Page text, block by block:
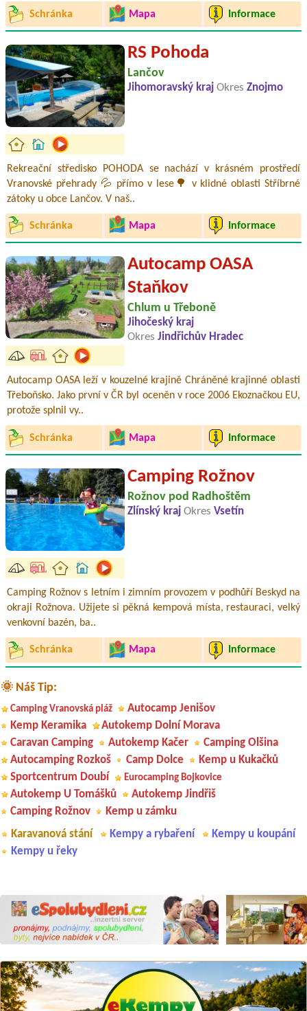
Schránka Mapa Informace
RS Pohoda
Lančov
Jihomoravský kraj Okres Znojmo
Rekreační středisko POHODA se nachází v krásném prostředí
Vranovské přehrady 💦 přímo v lese🌳 v klidné oblasti Stříbrné
zátoky u obce Lančov. V naš..
Schránka Mapa Informace
Autocamp OASA
Staňkov
Chlum u Třeboně
Jihočeský kraj
Okres Jindřichův Hradec
Autocamp OASA leží v kouzelné krajině Chráněné krajinné oblasti
Třeboňsko. Jako první v ČR byl oceněn v roce 2006 Ekoznačkou EU,
protože splnil vy..
Schránka Mapa Informace
Camping Rožnov
Rožnov pod Radhoštěm
Zlínský kraj Okres Vsetín
Camping Rožnov s letním i zimním provozem v podhůří Beskyd na
okraji Rožnova. Užijete si pěkná kempová místa, restauraci, velký
venkovní bazén, ba..
Schránka Mapa Informace
🌞 Náš Tip:
Camping Vranovská pláž
Autocamp Jenišov
Kemp Keramika
Autokemp Dolní Morava
Caravan Camping
Autokemp Kačer
Camping Olšina
Autocamping Rozkoš
Camp Dolce
Kemp u Kukačků
Sportcentrum Doubí
Eurocamping Bojkovice
Autokemp U Tomášků
Autokemp Jindřiš
Camping Rožnov
Kemp u zámku
Karavanová stání
Kempy a rybaření
Kempy u koupání
Kempy u řeky